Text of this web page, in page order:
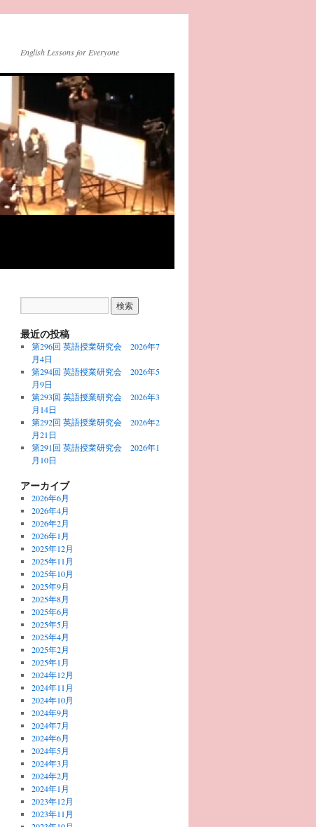
English Lessons for Everyone
最近の投稿
第296回 英語授業研究会 2026年7
月4日
第294回 英語授業研究会 2026年5
月9日
第293回 英語授業研究会 2026年3
月14日
第292回 英語授業研究会 2026年2
月21日
第291回 英語授業研究会 2026年1
月10日
アーカイブ
2026年6月
2026年4月
2026年2月
2026年1月
2025年12月
2025年11月
2025年10月
2025年9月
2025年8月
2025年6月
2025年5月
2025年4月
2025年2月
2025年1月
2024年12月
2024年11月
2024年10月
2024年9月
2024年7月
2024年6月
2024年5月
2024年3月
2024年2月
2024年1月
2023年12月
2023年11月